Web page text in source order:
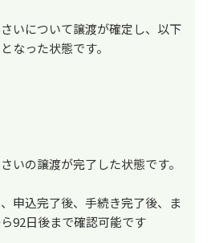
いについて譲渡が確定し、以下
なった状態です。
いの譲渡が完了した状態です。
申込完了後、手続き完了後、ま
92日後まで確認可能です